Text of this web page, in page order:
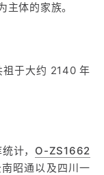
主体的家族。
祖于大约 2140 年
计， O-ZS1662
昭通以及四川一